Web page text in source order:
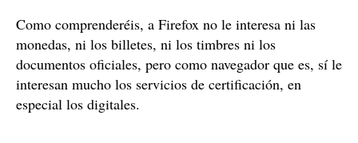
Como comprenderéis, a Firefox no le interesa ni las
monedas, ni los billetes, ni los timbres ni los
documentos oficiales, pero como navegador que es, sí le
interesan mucho los servicios de certificación, en
especial los digitales.